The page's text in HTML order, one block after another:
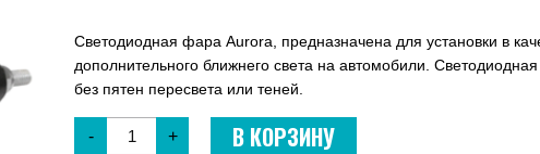
Светодиодная фара Aurora, предназначена для установки в
дополнительного ближнего света на автомобили.
без пятен пересвета или теней.
- + В КОРЗИНУ